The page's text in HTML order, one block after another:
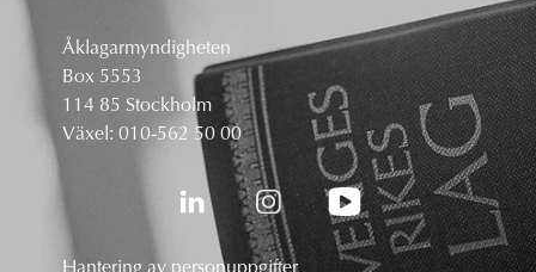
Åklagarmyndigheten
Box 5553
114 85 Stockholm
Växel: 010-562 50 00
Hantering av personuppgifter